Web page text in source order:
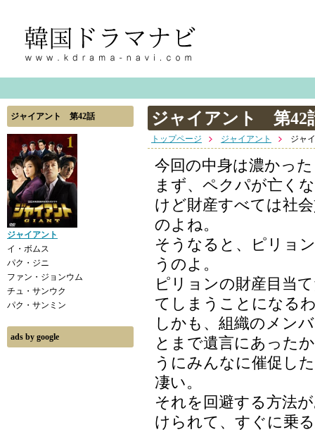
ジャイアント 第42話
ジャイアント
イ・ボムス
パク・ジニ
ファン・ジョンウム
チュ・サンウク
パク・サンミン
ads by google
ジャイアント 第42
トップページ ジャイアント ジャ
今回の中身は濃かっ
まず、ペクパが亡く
けど財産すべては社
のよね。
そうなると、ピリョ
うのよ。
ピリョンの財産目当
てしまうことになる
しかも、組織のメン
とまで遺言にあった
うにみんなに催促し
凄い。
それを回避する方法
けられて、すぐに乗